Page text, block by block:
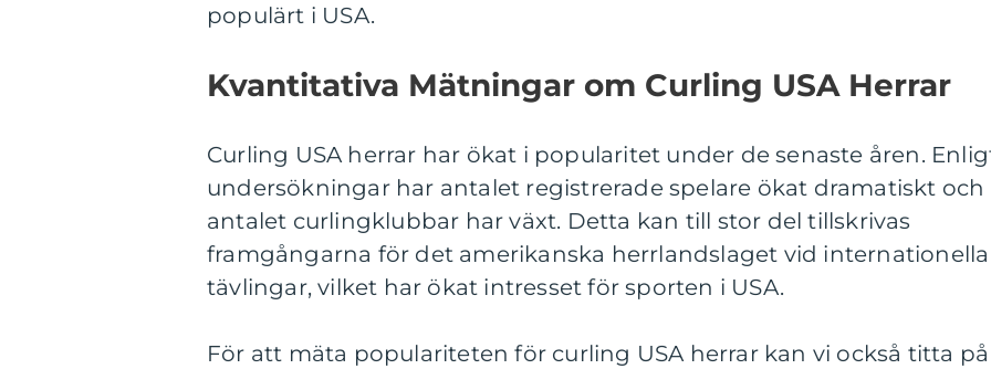
populärt i USA.
Kvantitativa Mätningar om Curling USA Herrar
Curling USA herrar har ökat i popularitet under de senaste åren.
undersökningar har antalet registrerade spelare ökat dramatiskt och
antalet curlingklubbar har växt. Detta kan till stor del tillskrivas
framgångarna för det amerikanska herrlandslaget vid internationella
tävlingar, vilket har ökat intresset för sporten i USA.
För att mäta populariteten för curling USA herrar kan vi också titta på